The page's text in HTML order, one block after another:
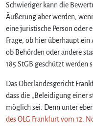
Schwieriger kann die
Äußerung aber werden,
eine juristische Person oder
Frage, ob hier überhaupt
ob Behörden oder andere
185 StGB geschützt werden
Das Oberlandesgericht
dass die „Beleidigung einer
möglich sei. Denn unter
des OLG Frankfurt vom 12.